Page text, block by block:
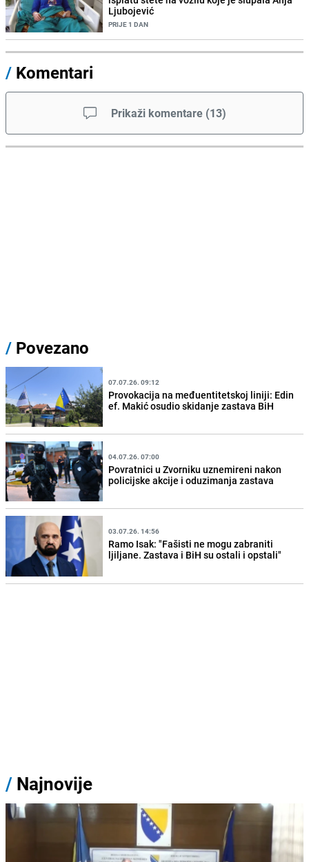
Ljubojević
PRIJE 1 DAN
/ Komentari
Prikaži komentare (13)
/ Povezano
07.07.26. 09:12
Provokacija na međuentitetskoj liniji: Edin
ef. Makić osudio skidanje zastava BiH
04.07.26. 07:00
Povratnici u Zvorniku uznemireni nakon
policijske akcije i oduzimanja zastava
03.07.26. 14:56
Ramo Isak: "Fašisti ne mogu zabraniti
ljiljane. Zastava i BiH su ostali i opstali"
/ Najnovije